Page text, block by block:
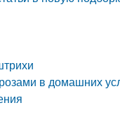
в домашних